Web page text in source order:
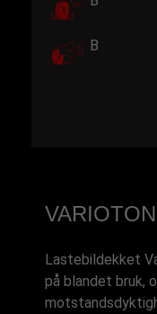
B
Lastebildekket
på blandet bruk,